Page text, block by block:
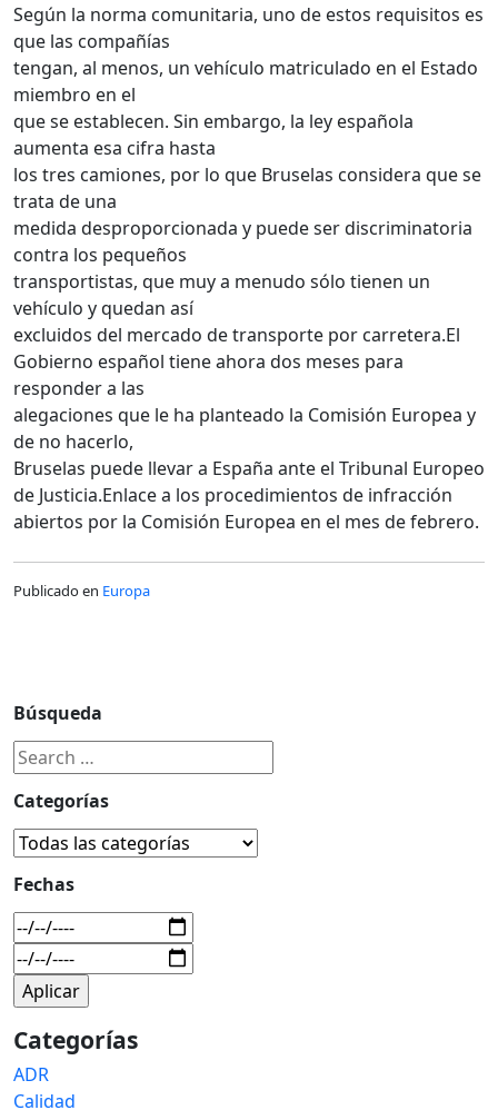
Según la norma comunitaria, uno de estos requisitos es
que las compañías
tengan, al menos, un vehículo matriculado en el Estado
miembro en el
que se establecen. Sin embargo, la ley española
aumenta esa cifra hasta
los tres camiones, por lo que Bruselas considera que se
trata de una
medida desproporcionada y puede ser discriminatoria
contra los pequeños
transportistas, que muy a menudo sólo tienen un
vehículo y quedan así
excluidos del mercado de transporte por carretera.El
Gobierno español tiene ahora dos meses para
responder a las
alegaciones que le ha planteado la Comisión Europea y
de no hacerlo,
Bruselas puede llevar a España ante el Tribunal Europeo
de Justicia.Enlace a los procedimientos de infracción
abiertos por la Comisión Europea en el mes de febrero.
Publicado en Europa
Búsqueda
Categorías
Fechas
Categorías
ADR
Calidad